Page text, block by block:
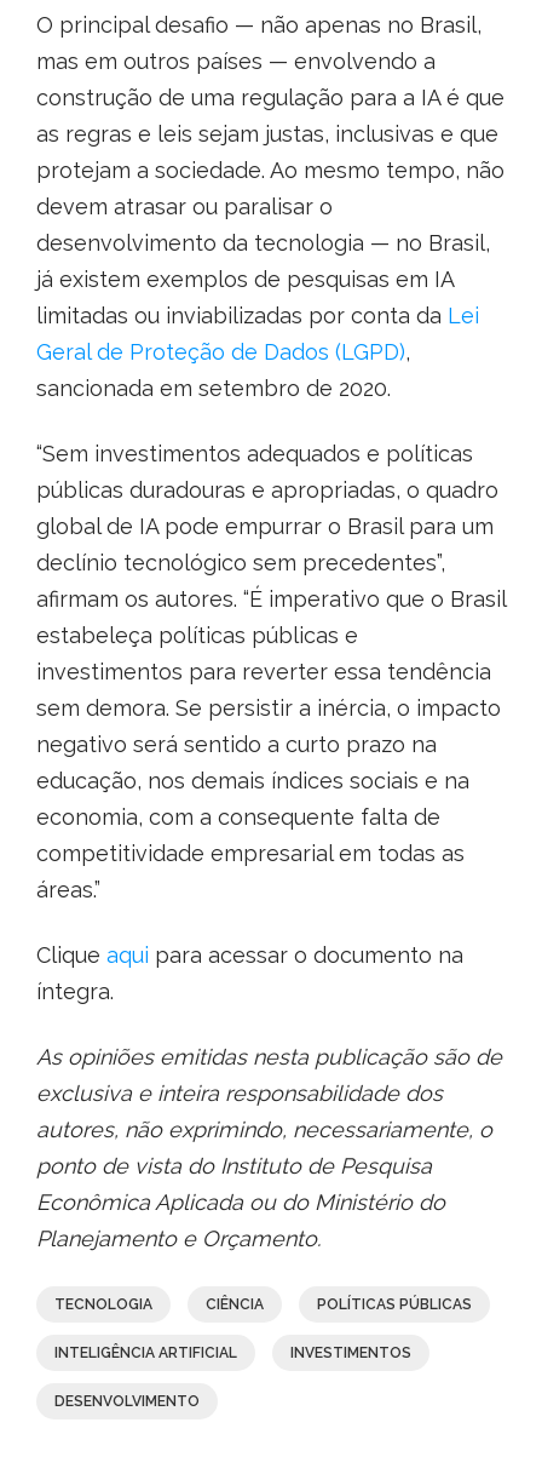
O principal desafio — não apenas no Brasil,
mas em outros países — envolvendo a
construção de uma regulação para a IA é que
as regras e leis sejam justas, inclusivas e que
protejam a sociedade. Ao mesmo tempo, não
devem atrasar ou paralisar o
desenvolvimento da tecnologia — no Brasil,
já existem exemplos de pesquisas em IA
limitadas ou inviabilizadas por conta da Lei
Geral de Proteção de Dados (LGPD),
sancionada em setembro de 2020.
“Sem investimentos adequados e políticas
públicas duradouras e apropriadas, o quadro
global de IA pode empurrar o Brasil para um
declínio tecnológico sem precedentes”,
afirmam os autores. “É imperativo que o Brasil
estabeleça políticas públicas e
investimentos para reverter essa tendência
sem demora. Se persistir a inércia, o impacto
negativo será sentido a curto prazo na
educação, nos demais índices sociais e na
economia, com a consequente falta de
competitividade empresarial em todas as
áreas.”
Clique aqui para acessar o documento na
íntegra.
As opiniões emitidas nesta publicação são de
exclusiva e inteira responsabilidade dos
autores, não exprimindo, necessariamente, o
ponto de vista do Instituto de Pesquisa
Econômica Aplicada ou do Ministério do
Planejamento e Orçamento.
TECNOLOGIA CIÊNCIA POLÍTICAS PÚBLICAS
INTELIGÊNCIA ARTIFICIAL INVESTIMENTOS
DESENVOLVIMENTO